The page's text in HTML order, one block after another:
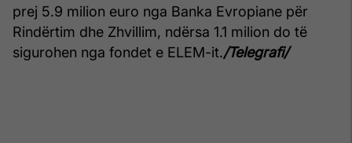
prej 5.9 milion euro nga Banka Evropiane për
Rindërtim dhe Zhvillim, ndërsa 1.1 milion do të
sigurohen nga fondet e ELEM-it./Telegrafi/